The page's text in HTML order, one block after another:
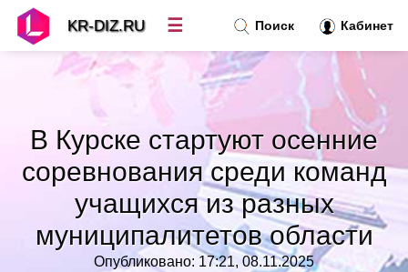
В Курске стартуют осенние
соревнования среди команд
учащихся из разных
муниципалитетов области
Опубликовано: 17:21, 08.11.2025
Поиск Кабинет
KR-DIZ.RU ☰
Топ новостей»
Рубрики»
»